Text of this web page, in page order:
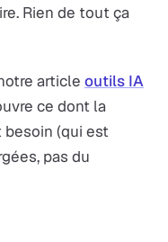
Rien de tout ça
article outils IA
ce dont la
(qui est
pas du